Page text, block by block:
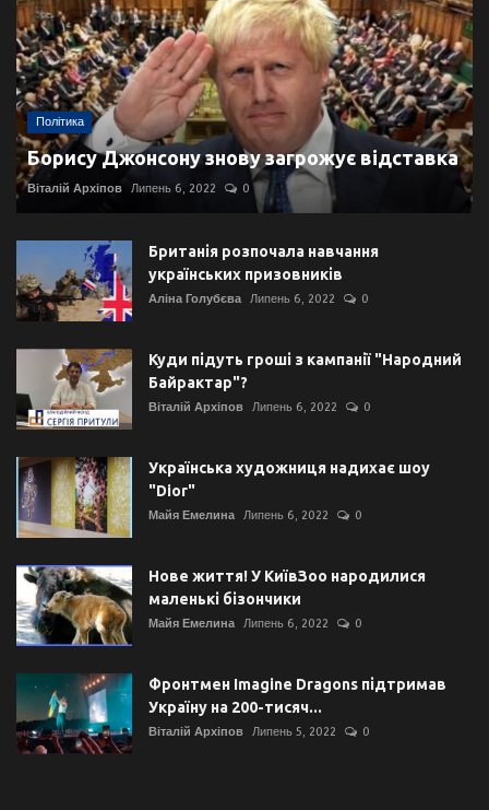
Політика
Борису Джонсону знову загрожує відставка
Віталій Архіпов Липень 6, 2022 0
Британія розпочала навчання
українських призовників
Аліна Голубєва Липень 6, 2022 0
Куди підуть гроші з кампанії "Народний
Байрактар"?
Віталій Архіпов Липень 6, 2022 0
Українська художниця надихає шоу
"Dior"
Майя Емелина Липень 6, 2022 0
Нове життя! У КиївЗоо народилися
маленькі бізончики
Майя Емелина Липень 6, 2022 0
Фронтмен Imagine Dragons підтримав
Україну на 200-тисяч...
Віталій Архіпов Липень 5, 2022 0